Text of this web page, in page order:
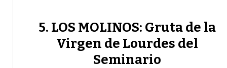
LOS MOLINOS: Gruta de la
Virgen de Lourdes del
Seminario